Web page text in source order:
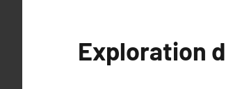
Exploration